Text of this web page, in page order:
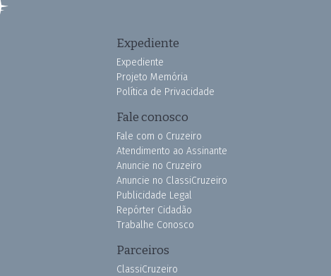
Expediente
Expediente
Projeto Memória
Política de Privacidade
Fale conosco
Fale com o Cruzeiro
Atendimento ao Assinante
Anuncie no Cruzeiro
Anuncie no ClassiCruzeiro
Publicidade Legal
Repórter Cidadão
Trabalhe Conosco
Parceiros
ClassiCruzeiro